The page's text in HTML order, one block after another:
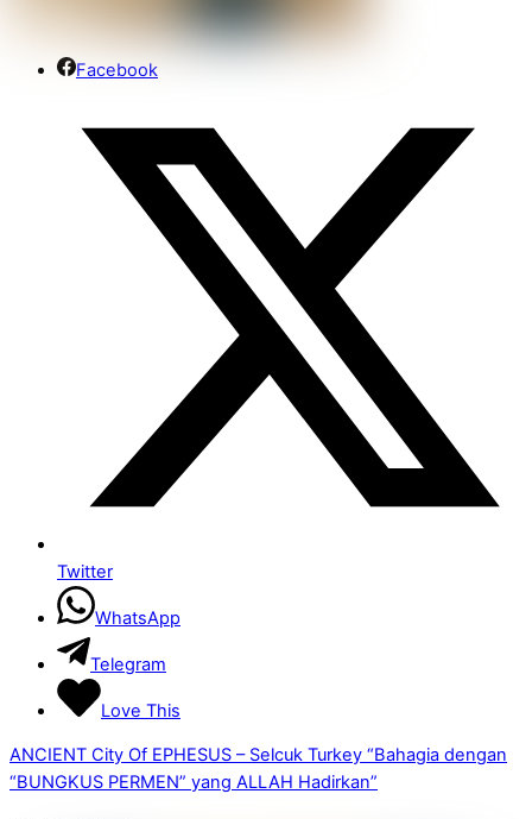
Facebook
Twitter
WhatsApp
Telegram
Love This
ANCIENT City Of EPHESUS – Selcuk Turkey “Bahagia dengan
“BUNGKUS PERMEN” yang ALLAH Hadirkan”